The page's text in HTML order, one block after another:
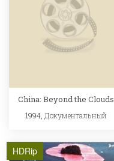
China: Beyond the Clouds
1994, Документальный
HDRip